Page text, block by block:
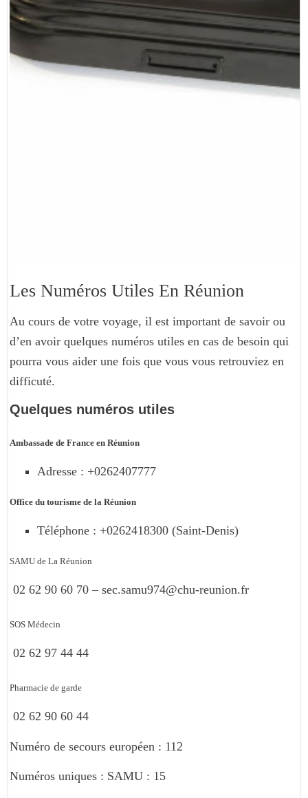
Les Numéros Utiles En Réunion
Au cours de votre voyage, il est important de savoir ou
d’en avoir quelques numéros utiles en cas de besoin qui
pourra vous aider une fois que vous vous retrouviez en
difficuté.
Quelques numéros utiles
Ambassade de France en Réunion
Adresse : +0262407777
Office du tourisme de la Réunion
Téléphone : +0262418300 (Saint-Denis)
SAMU de La Réunion
02 62 90 60 70 – sec.samu974@chu-reunion.fr
SOS Médecin
02 62 97 44 44
Pharmacie de garde
02 62 90 60 44
Numéro de secours européen : 112
Numéros uniques : SAMU : 15